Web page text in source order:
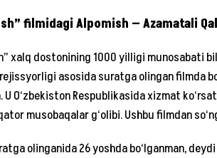
filmidagi Alpomish — Azamatali
xalq dostonining 1000 yilligi munosabati
asosida suratga olingan filmda
U O‘zbekiston Respublikasida xizmat
musobaqalar g‘olibi. Ushbu filmdan
olinganida 26 yoshda bo‘lganman,